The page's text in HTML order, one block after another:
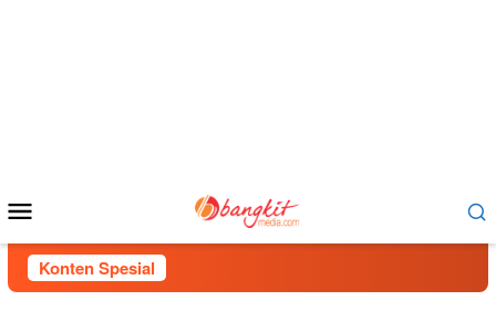
Mobile
Konten Spesial